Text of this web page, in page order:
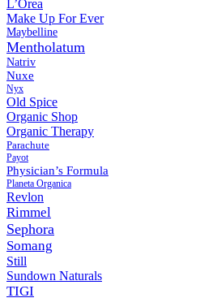
L’Orea
Make Up For Ever
Maybelline
Mentholatum
Natriv
Nuxe
Nyx
Old Spice
Organic Shop
Organic Therapy
Parachute
Payot
Physiсian’s Formula
Planeta Organica
Revlon
Rimmel
Sephora
Somang
Still
Sundown Naturals
TIGI